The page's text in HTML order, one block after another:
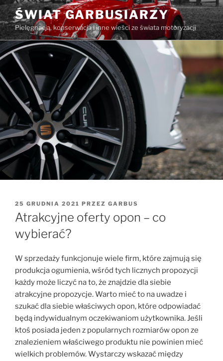
Przejdź
do
treści
ŚWIAT GARBUSIARZY
Pielęgnacja, konserwacja i inne wieści ze świata motoryzacji
OPUBLIKOWANE
W
25 GRUDNIA 2021 PRZEZ GARBUS
Atrakcyjne oferty opon – co
wybierać?
W sprzedaży funkcjonuje wiele firm, które zajmują się
produkcja ogumienia, wśród tych licznych propozycji
każdy może liczyć na to, że znajdzie dla siebie
atrakcyjne propozycje. Warto mieć to na uwadze i
szukać dla siebie właściwych opon, które odpowiadać
będą indywidualnym oczekiwaniom użytkownika. Jeśli
ktoś posiada jeden z popularnych rozmiarów opon ze
znalezieniem właściwego produktu nie powinien mieć
wielkich problemów. Wystarczy wskazać między